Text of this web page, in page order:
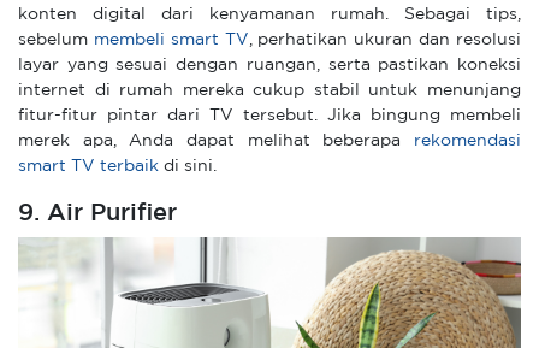
konten digital dari kenyamanan rumah. Sebagai tips,
sebelum membeli smart TV , perhatikan ukuran dan resolusi
layar yang sesuai dengan ruangan, serta pastikan koneksi
internet di rumah mereka cukup stabil untuk menunjang
fitur-fitur pintar dari TV tersebut. Jika bingung membeli
merek apa, Anda dapat melihat beberapa rekomendasi
smart TV terbaik di sini.
9. Air Purifier